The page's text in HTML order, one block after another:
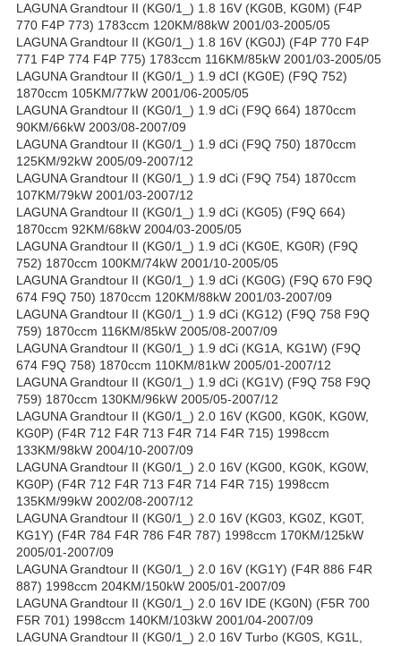
LAGUNA Grandtour II (KG0/1_) 1.8 16V (KG0B, KG0M) (F4P
770 F4P 773) 1783ccm 120KM/88kW 2001/03-2005/05
LAGUNA Grandtour II (KG0/1_) 1.8 16V (KG0J) (F4P 770 F4P
771 F4P 774 F4P 775) 1783ccm 116KM/85kW 2001/03-2005/05
LAGUNA Grandtour II (KG0/1_) 1.9 dCI (KG0E) (F9Q 752)
1870ccm 105KM/77kW 2001/06-2005/05
LAGUNA Grandtour II (KG0/1_) 1.9 dCi (F9Q 664) 1870ccm
90KM/66kW 2003/08-2007/09
LAGUNA Grandtour II (KG0/1_) 1.9 dCi (F9Q 750) 1870ccm
125KM/92kW 2005/09-2007/12
LAGUNA Grandtour II (KG0/1_) 1.9 dCi (F9Q 754) 1870ccm
107KM/79kW 2001/03-2007/12
LAGUNA Grandtour II (KG0/1_) 1.9 dCi (KG05) (F9Q 664)
1870ccm 92KM/68kW 2004/03-2005/05
LAGUNA Grandtour II (KG0/1_) 1.9 dCi (KG0E, KG0R) (F9Q
752) 1870ccm 100KM/74kW 2001/10-2005/05
LAGUNA Grandtour II (KG0/1_) 1.9 dCi (KG0G) (F9Q 670 F9Q
674 F9Q 750) 1870ccm 120KM/88kW 2001/03-2007/09
LAGUNA Grandtour II (KG0/1_) 1.9 dCi (KG12) (F9Q 758 F9Q
759) 1870ccm 116KM/85kW 2005/08-2007/09
LAGUNA Grandtour II (KG0/1_) 1.9 dCi (KG1A, KG1W) (F9Q
674 F9Q 758) 1870ccm 110KM/81kW 2005/01-2007/12
LAGUNA Grandtour II (KG0/1_) 1.9 dCi (KG1V) (F9Q 758 F9Q
759) 1870ccm 130KM/96kW 2005/05-2007/12
LAGUNA Grandtour II (KG0/1_) 2.0 16V (KG00, KG0K, KG0W,
KG0P) (F4R 712 F4R 713 F4R 714 F4R 715) 1998ccm
133KM/98kW 2004/10-2007/09
LAGUNA Grandtour II (KG0/1_) 2.0 16V (KG00, KG0K, KG0W,
KG0P) (F4R 712 F4R 713 F4R 714 F4R 715) 1998ccm
135KM/99kW 2002/08-2007/12
LAGUNA Grandtour II (KG0/1_) 2.0 16V (KG03, KG0Z, KG0T,
KG1Y) (F4R 784 F4R 786 F4R 787) 1998ccm 170KM/125kW
2005/01-2007/09
LAGUNA Grandtour II (KG0/1_) 2.0 16V (KG1Y) (F4R 886 F4R
887) 1998ccm 204KM/150kW 2005/01-2007/09
LAGUNA Grandtour II (KG0/1_) 2.0 16V IDE (KG0N) (F5R 700
F5R 701) 1998ccm 140KM/103kW 2001/04-2007/09
LAGUNA Grandtour II (KG0/1_) 2.0 16V Turbo (KG0S, KG1L,